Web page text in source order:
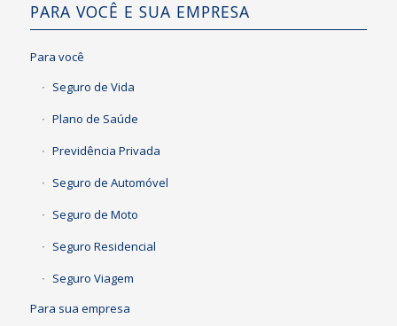
PARA VOCÊ E SUA EMPRESA
Para você
Seguro de Vida
Plano de Saúde
Previdência Privada
Seguro de Automóvel
Seguro de Moto
Seguro Residencial
Seguro Viagem
Para sua empresa